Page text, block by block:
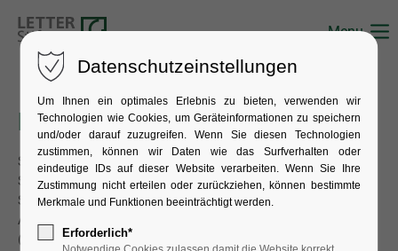
Menu
Künstler
Suchen Sie nach einem Künstler, der mit Werken in unserer
Sammlung vertreten ist.
Sie können den vollständigen Namen, einen
Anfangsbuchstaben oder ein Anfangsfragment eingeben
(nach dem Muster Nachname, Vorname).
Datenschutzeinstellungen
Um Ihnen ein optimales Erlebnis zu bieten, verwenden wir
Technologien wie Cookies, um Geräteinformationen zu speichern
und/oder darauf zuzugreifen. Wenn Sie diesen Technologien
zustimmen, können wir Daten wie das Surfverhalten oder
eindeutige IDs auf dieser Website verarbeiten. Wenn Sie Ihre
Zustimmung nicht erteilen oder zurückziehen, können bestimmte
Merkmale und Funktionen beeinträchtigt werden.
Erforderlich*